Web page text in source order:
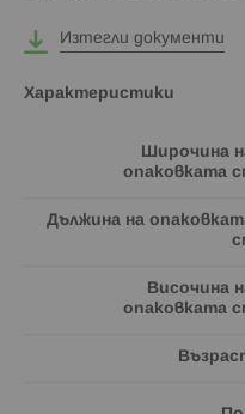
Изтегли документи
Характеристики
Широчина
опаковката
Дължина на
Височина
опаковката